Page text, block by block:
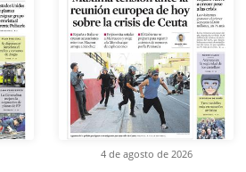
4 de agosto de 2026